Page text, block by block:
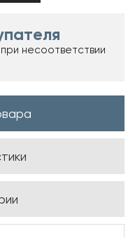
несоответствии